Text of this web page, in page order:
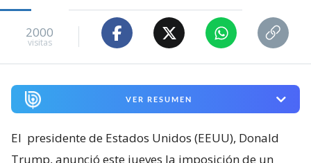
2000
visitas
VER RESUMEN
El presidente de Estados Unidos (EEUU), Donald
Trump, anunció este jueves la imposición de un